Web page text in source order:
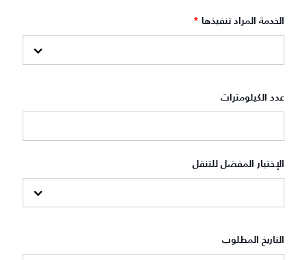
الخدمة المراد تنفيذها *
عدد الكيلومترات
الإختيار المفضل للتنقل
التاريخ المطلوب